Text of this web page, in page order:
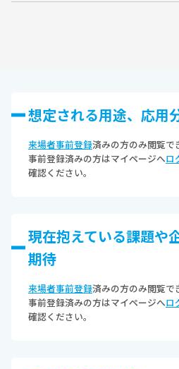
想定される⽤途、応⽤
来場者事前登録済みの方のみ閲覧で
事前登録済みの方はマイページへロ
確認ください。
現在抱えている課題や
期待
来場者事前登録済みの方のみ閲覧で
事前登録済みの方はマイページへロ
確認ください。